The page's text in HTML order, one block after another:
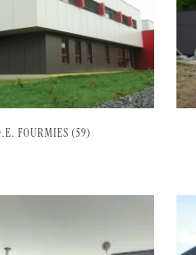
FOURMIES (59)